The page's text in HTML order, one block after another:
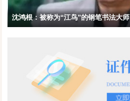
沈鸿根：被称为“江鸟”的钢笔书法大师